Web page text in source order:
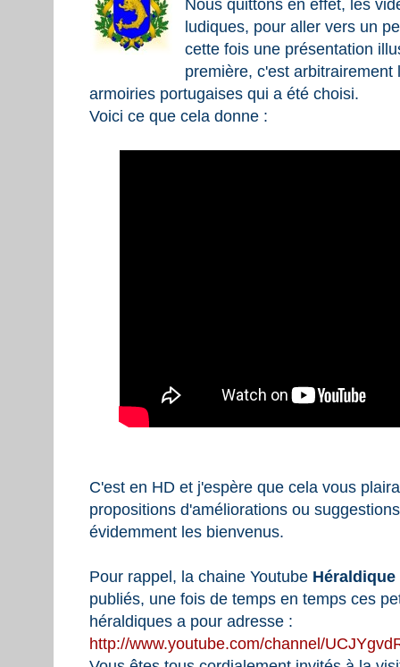
Nous quittons en effet, les
ludiques, pour aller vers un
cette fois une présentation
première, c'est
armoiries portugaises qui a été choisi.
Voici ce que cela donne :
C'est en HD et j'espère que cela vous
propositions d'améliorations ou
évidemment les bienvenus.
Pour rappel, la chaine Youtube
publiés, une fois de temps en temps ces
héraldiques a pour adresse :
http://www.youtube.com/channel/